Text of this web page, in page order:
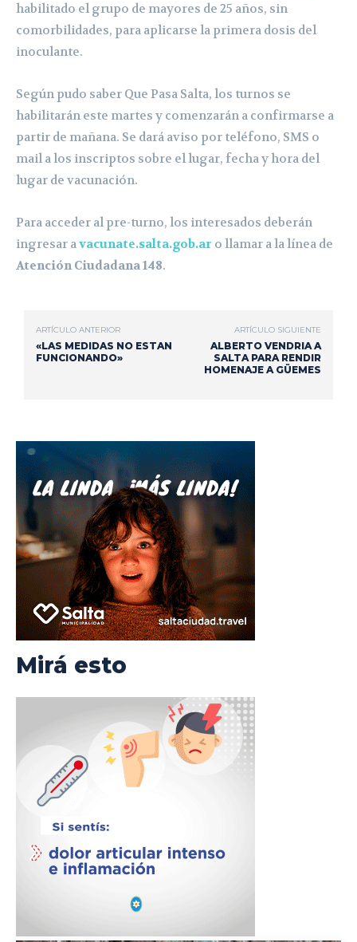
habilitado el grupo de mayores de 25 años, sin
comorbilidades, para aplicarse la primera dosis del
inoculante.
Según pudo saber Que Pasa Salta, los turnos se
habilitarán este martes y comenzarán a confirmarse a
partir de mañana. Se dará aviso por teléfono, SMS o
mail a los inscriptos sobre el lugar, fecha y hora del
lugar de vacunación.
Para acceder al pre-turno, los interesados deberán
ingresar avacunate.salta.gob.ar o llamar a la línea de
Atención Ciudadana 148.
ARTÍCULO ANTERIOR
«LAS MEDIDAS NO ESTAN
FUNCIONANDO»
ARTÍCULO SIGUIENTE
ALBERTO VENDRIA A
SALTA PARA RENDIR
HOMENAJE A GÜEMES
Mirá esto